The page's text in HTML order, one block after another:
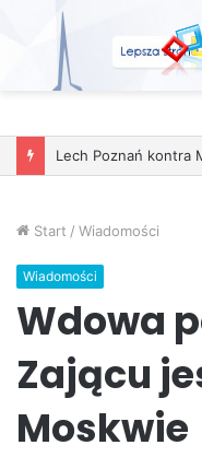
Start / Wiadomości
Wiadomości
Wdowa
Zającu
Moskwie